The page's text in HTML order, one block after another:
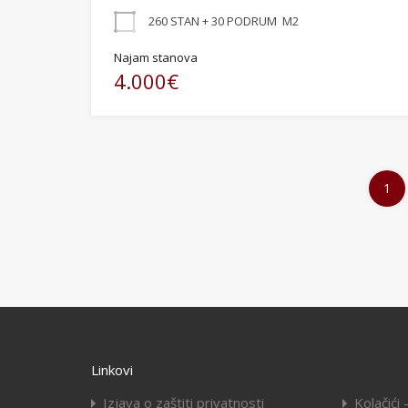
260 STAN + 30 PODRUM M2
Najam stanova
4.000€
1
Linkovi
Izjava o zaštiti privatnosti
Kolačići